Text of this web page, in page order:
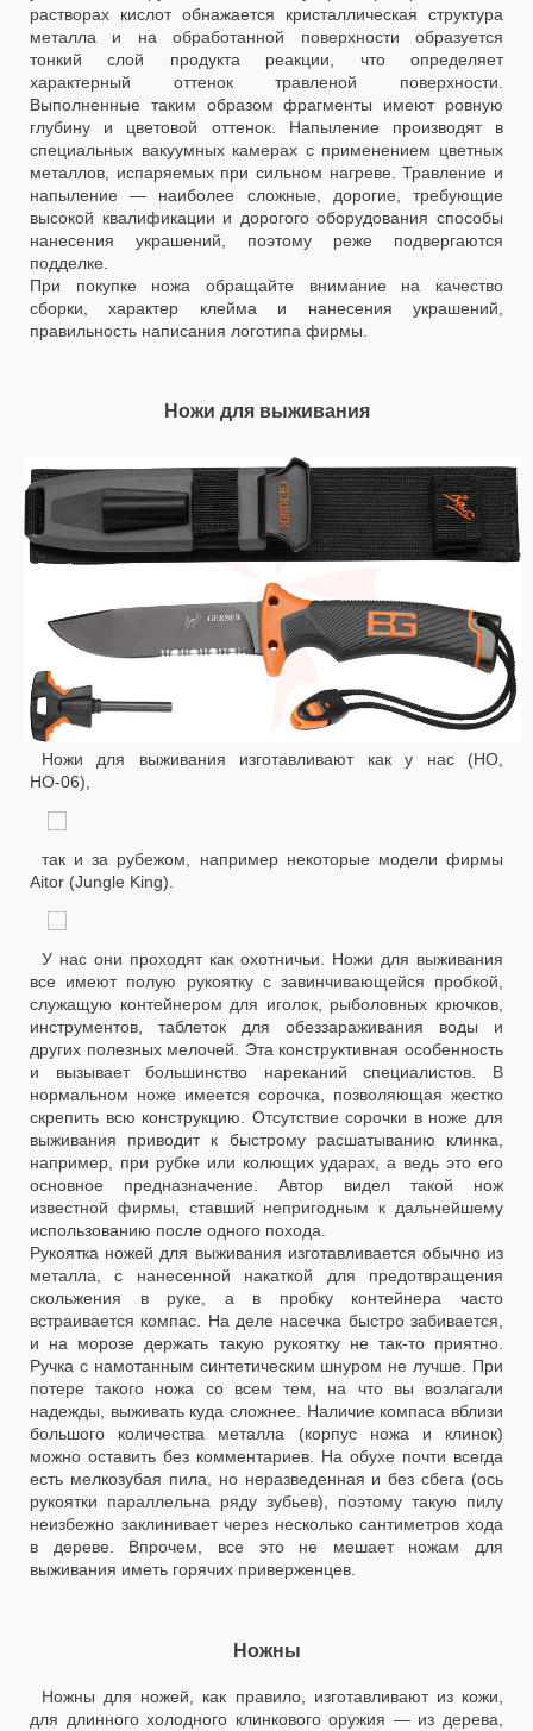
растворах кислот обнажается кристаллическая структура
металла и на обработанной поверхности образуется
тонкий слой продукта реакции, что определяет
характерный оттенок травленой поверхности.
Выполненные таким образом фрагменты имеют ровную
глубину и цветовой оттенок. Напыление производят в
специальных вакуумных камерах с применением цветных
металлов, испаряемых при сильном нагреве. Травление и
напыление — наиболее сложные, дорогие, требующие
высокой квалификации и дорогого оборудования способы
нанесения украшений, поэтому реже подвергаются
подделке.
При покупке ножа обращайте внимание на качество
сборки, характер клейма и нанесения украшений,
правильность написания логотипа фирмы.
Ножи для выживания
Ножи для выживания изготавливают как у нас (НО,
НО-06),
так и за рубежом, например некоторые модели фирмы
Aitor (Jungle King).
У нас они проходят как охотничьи. Ножи для выживания
все имеют полую рукоятку с завинчивающейся пробкой,
служащую контейнером для иголок, рыболовных крючков,
инструментов, таблеток для обеззараживания воды и
других полезных мелочей. Эта конструктивная особенность
и вызывает большинство нареканий специалистов. В
нормальном ноже имеется сорочка, позволяющая жестко
скрепить всю конструкцию. Отсутствие сорочки в ноже для
выживания приводит к быстрому расшатыванию клинка,
например, при рубке или колющих ударах, а ведь это его
основное предназначение. Автор видел такой нож
известной фирмы, ставший непригодным к дальнейшему
использованию после одного похода.
Рукоятка ножей для выживания изготавливается обычно из
металла, с нанесенной накаткой для предотвращения
скольжения в руке, а в пробку контейнера часто
встраивается компас. На деле насечка быстро забивается,
и на морозе держать такую рукоятку не так-то приятно.
Ручка с намотанным синтетическим шнуром не лучше. При
потере такого ножа со всем тем, на что вы возлагали
надежды, выживать куда сложнее. Наличие компаса вблизи
большого количества металла (корпус ножа и клинок)
можно оставить без комментариев. На обухе почти всегда
есть мелкозубая пила, но неразведенная и без сбега (ось
рукоятки параллельна ряду зубьев), поэтому такую пилу
неизбежно заклинивает через несколько сантиметров хода
в дереве. Впрочем, все это не мешает ножам для
выживания иметь горячих приверженцев.
Ножны
Ножны для ножей, как правило, изготавливают из кожи,
для длинного холодного клинкового оружия — из дерева,